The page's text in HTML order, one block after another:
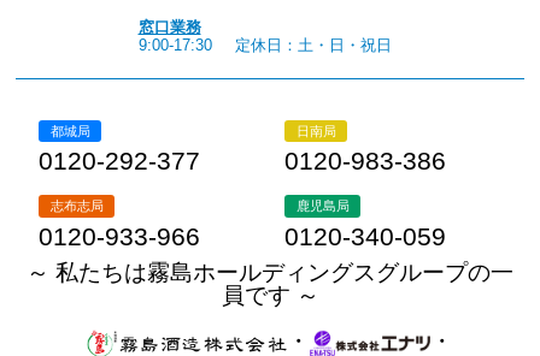
窓口業務
9:00-17:30
定休日：土・日・祝日
都城局
0120-292-377
日南局
0120-983-386
志布志局
0120-933-966
鹿児島局
0120-340-059
～ 私たちは霧島ホールディングスグループの一
員です ～
・
・